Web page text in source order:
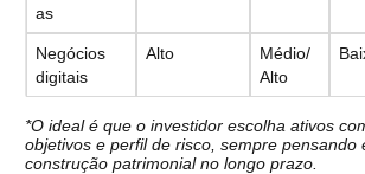
as
Negócios
digitais
Alto
Médio/
Alto
*O ideal é que o investidor escolha ativos
objetivos e perfil de risco, sempre pensando
construção patrimonial no longo prazo.